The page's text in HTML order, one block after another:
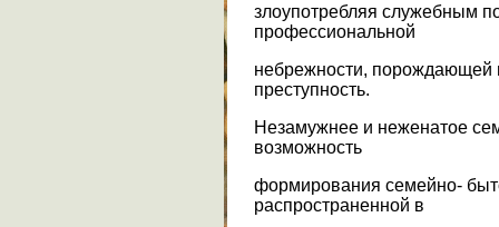
злоупотребляя служебным
профессиональной
небрежности, порождающей
преступность.
Незамужнее и неженатое
возможность
формирования семейно-
распространенной в